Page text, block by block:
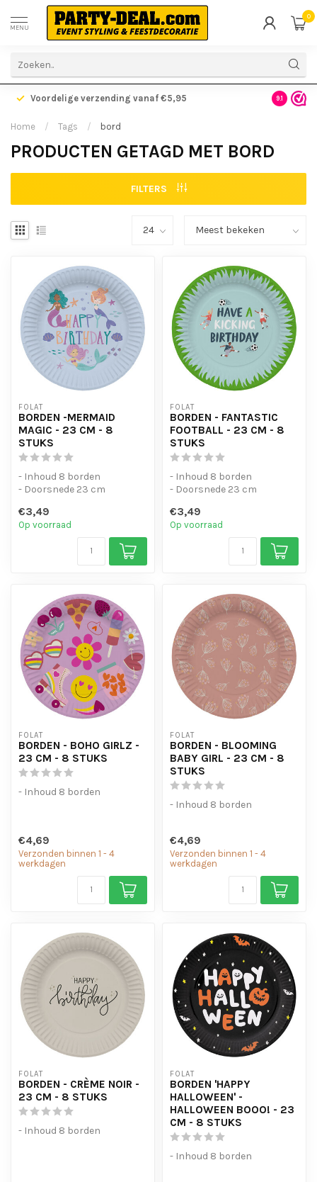
MENU
0
Voordelige verzending vanaf €5,95 Gratis
9.1
Home / Tags / bord
PRODUCTEN GETAGD MET BORD
FILTERS
FOLAT
BORDEN -MERMAID
MAGIC - 23 CM - 8
STUKS
- Inhoud 8 borden
- Doorsnede 23 cm
€3,49
Op voorraad
FOLAT
BORDEN - FANTASTIC
FOOTBALL - 23 CM - 8
STUKS
- Inhoud 8 borden
- Doorsnede 23 cm
€3,49
Op voorraad
FOLAT
BORDEN - BOHO GIRLZ -
23 CM - 8 STUKS
- Inhoud 8 borden
€4,69
Verzonden binnen 1 - 4
werkdagen
FOLAT
BORDEN - BLOOMING
BABY GIRL - 23 CM - 8
STUKS
- Inhoud 8 borden
€4,69
Verzonden binnen 1 - 4
werkdagen
FOLAT
BORDEN - CRÈME NOIR -
23 CM - 8 STUKS
- Inhoud 8 borden
FOLAT
BORDEN 'HAPPY
HALLOWEEN' -
HALLOWEEN BOOO! - 23
CM - 8 STUKS
- Inhoud 8 borden